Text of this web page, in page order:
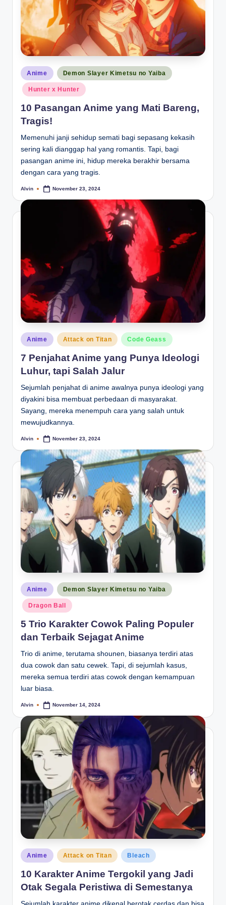
Posted
in
Anime Demon Slayer Kimetsu no Yaiba
Hunter x Hunter
10 Pasangan Anime yang Mati Bareng,
Tragis!
Memenuhi janji sehidup semati bagi sepasang kekasih
sering kali dianggap hal yang romantis. Tapi, bagi
pasangan anime ini, hidup mereka berakhir bersama
dengan cara yang tragis.
Posted
Alvin November 23, 2024
Posted
in
Anime Attack on Titan Code Geass
7 Penjahat Anime yang Punya Ideologi
Luhur, tapi Salah Jalur
Sejumlah penjahat di anime awalnya punya ideologi yang
diyakini bisa membuat perbedaan di masyarakat.
Sayang, mereka menempuh cara yang salah untuk
mewujudkannya.
Posted
Alvin November 23, 2024
Posted
in
Anime Demon Slayer Kimetsu no Yaiba
Dragon Ball
5 Trio Karakter Cowok Paling Populer
dan Terbaik Sejagat Anime
Trio di anime, terutama shounen, biasanya terdiri atas
dua cowok dan satu cewek. Tapi, di sejumlah kasus,
mereka semua terdiri atas cowok dengan kemampuan
luar biasa.
Posted
Alvin November 14, 2024
Posted
in
Anime Attack on Titan Bleach
10 Karakter Anime Tergokil yang Jadi
Otak Segala Peristiwa di Semestanya